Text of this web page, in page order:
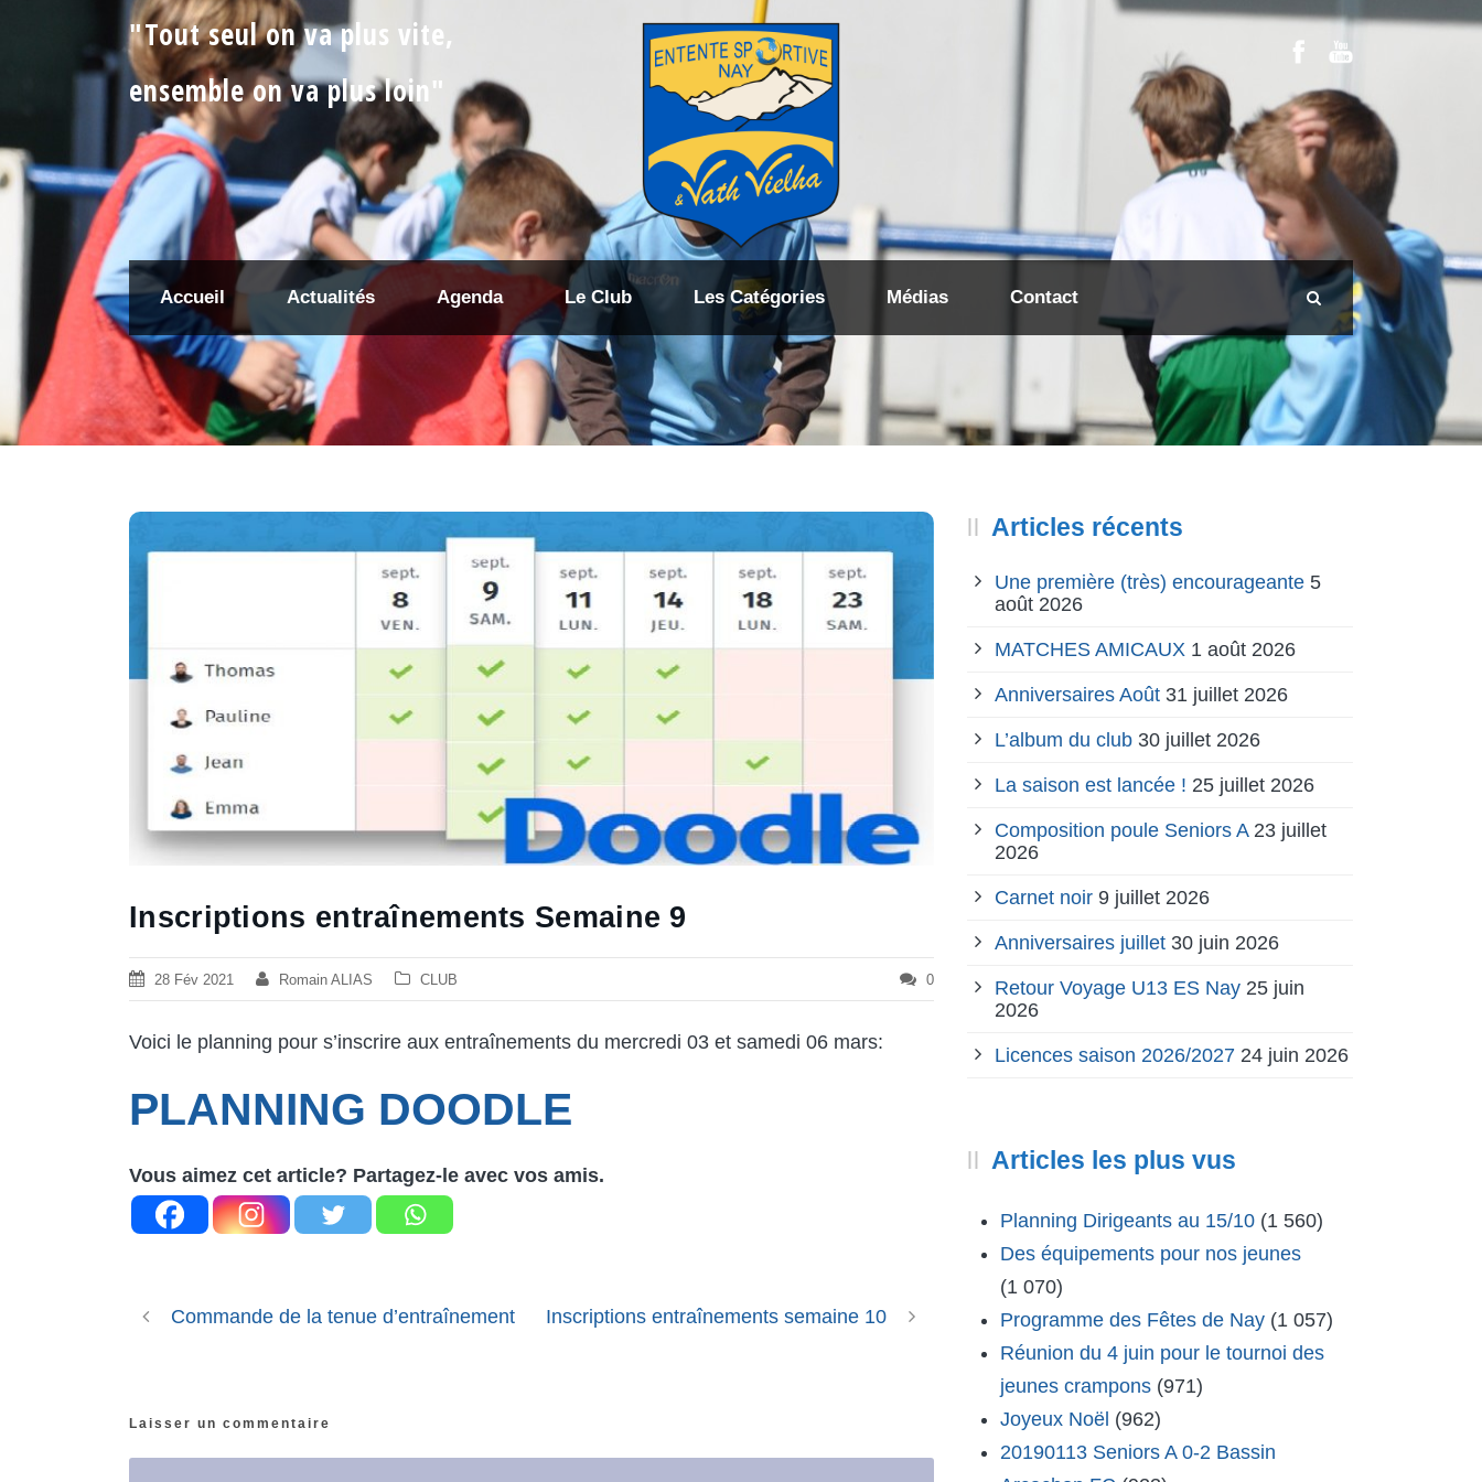
"Tout seul on va plus vite,
ensemble on va plus loin"
Accueil Actualités Agenda Le Club Les Catégories Médias Contact
Inscriptions entraînements Semaine 9
28 Fév 2021 Romain ALIAS CLUB 0
Voici le planning pour s’inscrire aux entraînements du mercredi 03 et samedi 06 mars:
PLANNING DOODLE
Vous aimez cet article? Partagez-le avec vos amis.
Commande de la tenue d’entraînement Inscriptions entraînements semaine 10
Laisser un commentaire
Articles récents
Une première (très) encourageante 5
août 2026
MATCHES AMICAUX 1 août 2026
Anniversaires Août 31 juillet 2026
L’album du club 30 juillet 2026
La saison est lancée ! 25 juillet 2026
Composition poule Seniors A 23 juillet
2026
Carnet noir 9 juillet 2026
Anniversaires juillet 30 juin 2026
Retour Voyage U13 ES Nay 25 juin
2026
Licences saison 2026/2027 24 juin 2026
Articles les plus vus
Planning Dirigeants au 15/10 (1 560)
Des équipements pour nos jeunes
(1 070)
Programme des Fêtes de Nay (1 057)
Réunion du 4 juin pour le tournoi des
jeunes crampons (971)
Joyeux Noël (962)
20190113 Seniors A 0-2 Bassin